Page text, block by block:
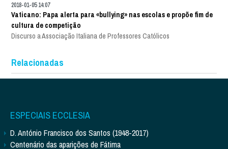
2018-01-05 14:07
Vaticano: Papa alerta para «bullying» nas escolas e propõe fim de
cultura de competição
Discurso a Associação Italiana de Professores Católicos
Relacionadas
ESPECIAIS ECCLESIA
D. António Francisco dos Santos (1948-2017)
Centenário das aparições de Fátima